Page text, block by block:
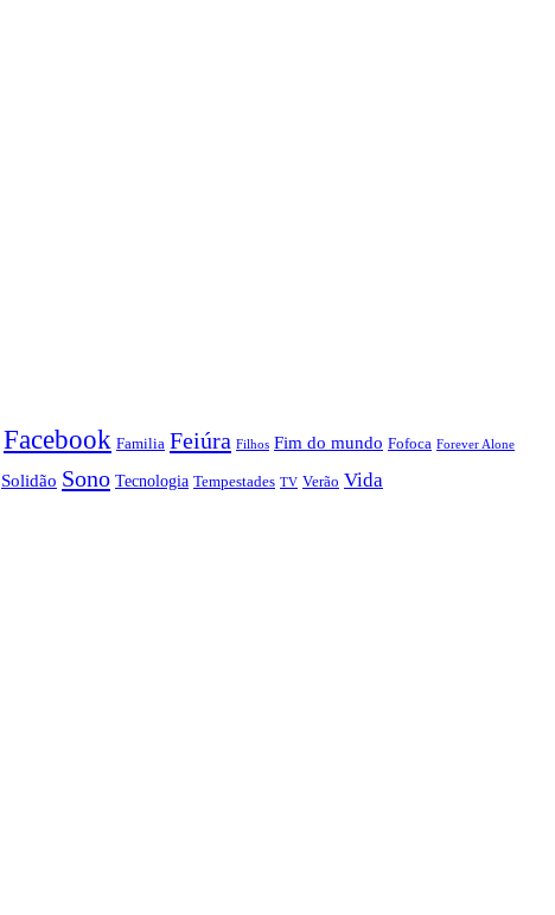
Facebook Familia Feiúra Filhos Fim do mundo Fofoca Forever Alone
Solidão Sono Tecnologia Tempestades TV Verão Vida